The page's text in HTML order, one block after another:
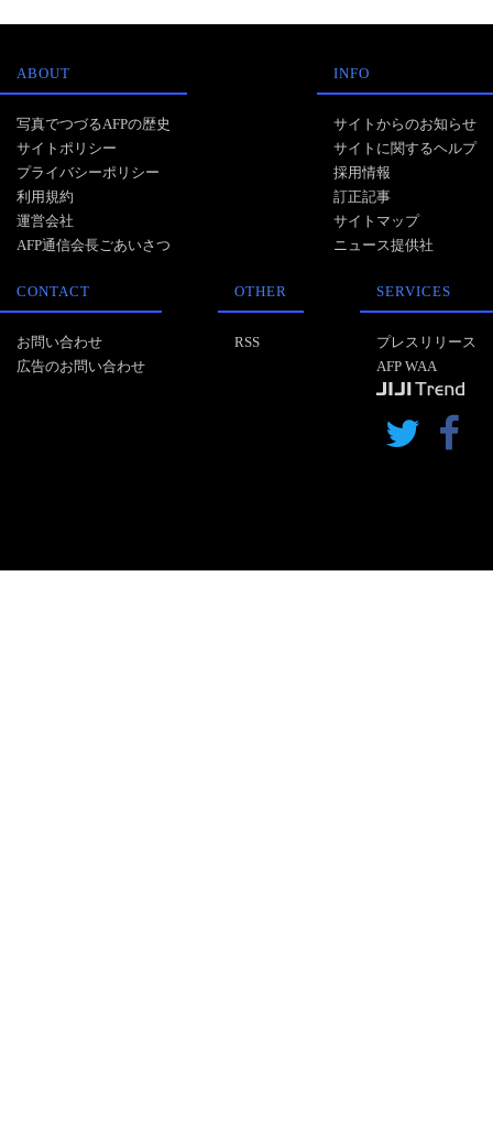
ABOUT
写真でつづるAFPの歴史
サイトポリシー
プライバシーポリシー
利用規約
運営会社
AFP通信会長ごあいさつ
INFO
サイトからのお知らせ
サイトに関するヘルプ
採用情報
訂正記事
サイトマップ
ニュース提供社
CONTACT
お問い合わせ
広告のお問い合わせ
OTHER
RSS
SERVICES
プレスリリース
AFP WAA